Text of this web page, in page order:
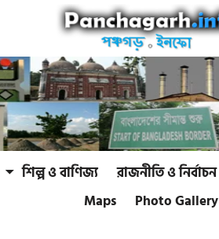
শিল্প ও বাণিজ্য রাজনীতি ও নির্বাচন
Maps
Photo Gallery